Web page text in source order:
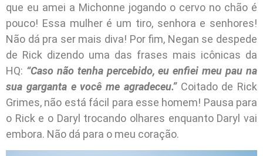
que eu amei a Michonne jogando o cervo no chão é
pouco! Essa mulher é um tiro, senhora e senhores!
Não dá pra ser mais diva! Por fim, Negan se despede
de Rick dizendo uma das frases mais icônicas da
HQ: “Caso não tenha percebido, eu enfiei meu pau na
sua garganta e você me agradeceu.”Coitado de Rick
Grimes, não está fácil para esse homem! Pausa para
o Rick e o Daryl trocando olhares enquanto Daryl vai
embora. Não dá para o meu coração.